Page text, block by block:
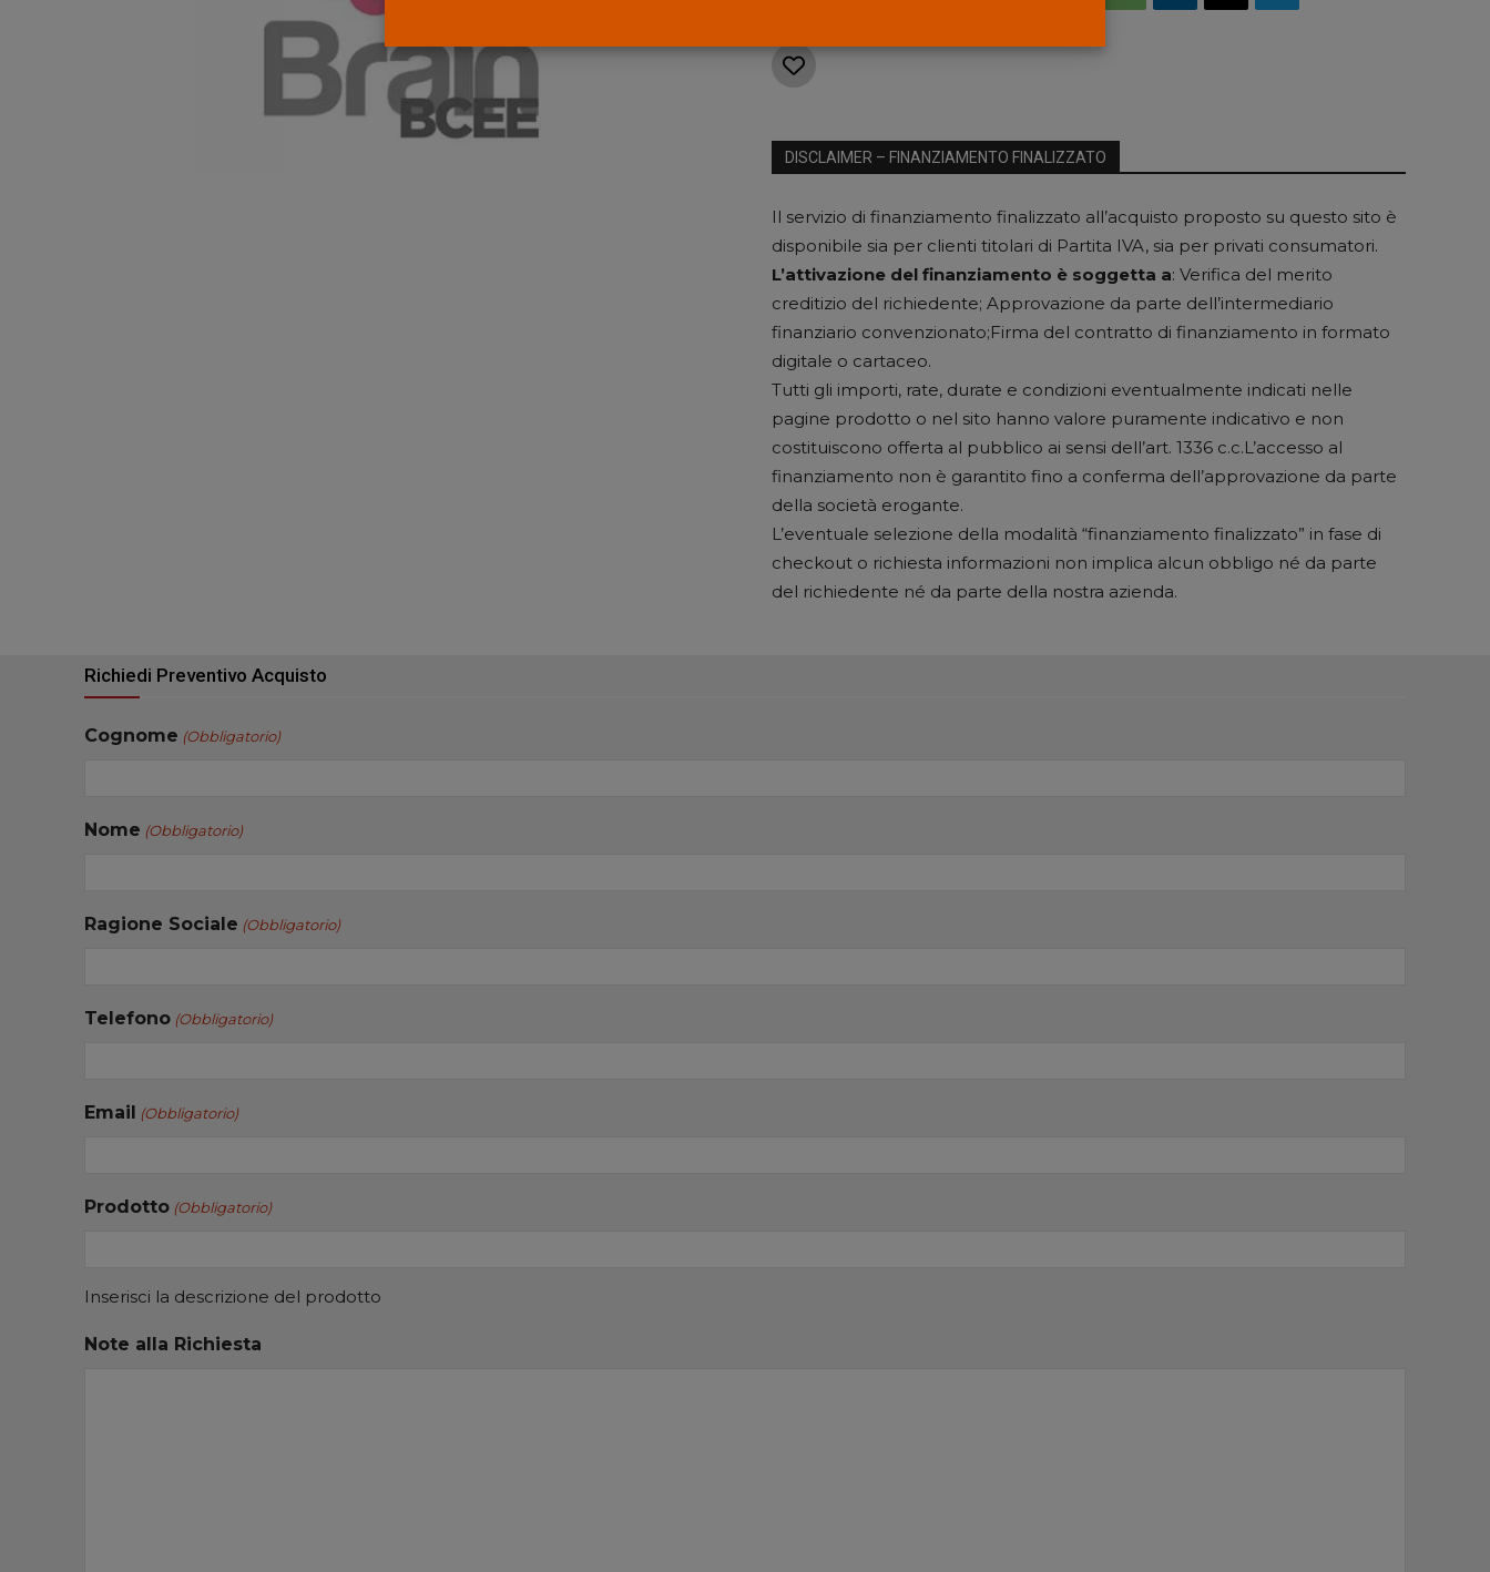
DISCLAIMER – FINANZIAMENTO FINALIZZATO
Il servizio di finanziamento finalizzato all’acquisto proposto su questo sito è
disponibile sia per clienti titolari di Partita IVA, sia per privati consumatori.
L’attivazione del finanziamento è soggetta a: Verifica del merito
creditizio del richiedente; Approvazione da parte dell’intermediario
finanziario convenzionato;Firma del contratto di finanziamento in formato
digitale o cartaceo.
Tutti gli importi, rate, durate e condizioni eventualmente indicati nelle
pagine prodotto o nel sito hanno valore puramente indicativo e non
costituiscono offerta al pubblico ai sensi dell’art. 1336 c.c.L’accesso al
finanziamento non è garantito fino a conferma dell’approvazione da parte
della società erogante.
L’eventuale selezione della modalità “finanziamento finalizzato” in fase di
checkout o richiesta informazioni non implica alcun obbligo né da parte
del richiedente né da parte della nostra azienda.
Richiedi Preventivo Acquisto
Cognome (Obbligatorio)
Nome (Obbligatorio)
Ragione Sociale (Obbligatorio)
Telefono (Obbligatorio)
Email (Obbligatorio)
Prodotto (Obbligatorio)
Inserisci la descrizione del prodotto
Note alla Richiesta